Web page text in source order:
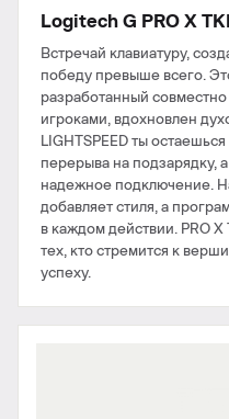
Logitech G PRO X
Встречай клавиатуру,
победу превыше всего.
разработанный
игроками, вдохновлен
LIGHTSPEED ты
перерыва на подзарядку,
надежное подключение.
добавляет стиля, а
в каждом действии. PRO
тех, кто стремится к
успеху.